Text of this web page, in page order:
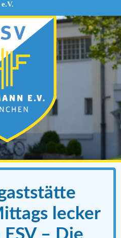
ESV
München-
Freimann
e.V.
lecker